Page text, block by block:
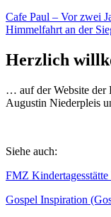
Cafe Paul – Vor zwei
Himmelfahrt an der
Herzlich
… auf der Website der
Augustin Niederpleis
Siehe auch:
FMZ
Gospel Inspiration